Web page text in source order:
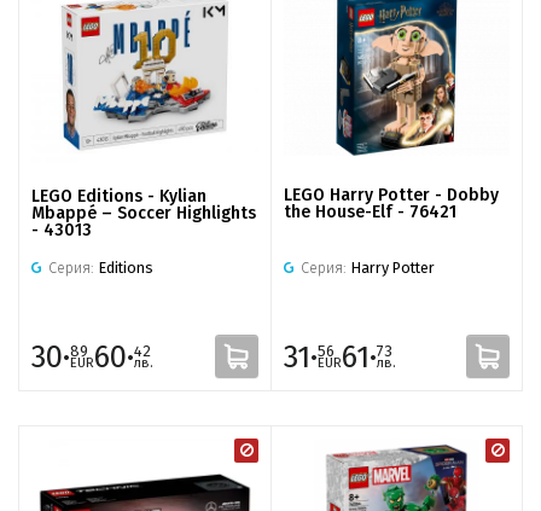
LEGO Editions - Kylian
Mbappé – Soccer Highlights
- 43013
Серия: Editions
30·89
EUR60·42
лв.
LEGO Harry Potter - Dobby
the House-Elf - 76421
Серия: Harry Potter
31·56
EUR61·73
лв.